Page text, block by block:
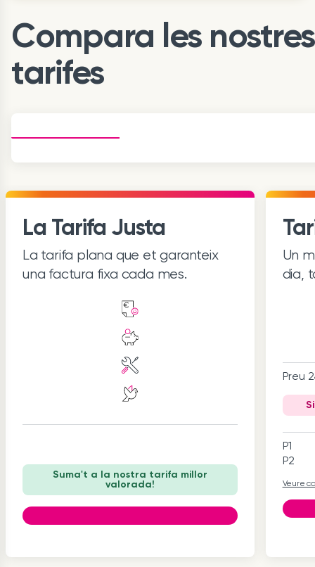
Compara les nostres
tarifes
La Tarifa Justa
La tarifa plana que et garanteix
una factura fixa cada mes.
Suma't a la nostra tarifa millor
valorada!
Un
dia,
Preu
P1
P2
Veure